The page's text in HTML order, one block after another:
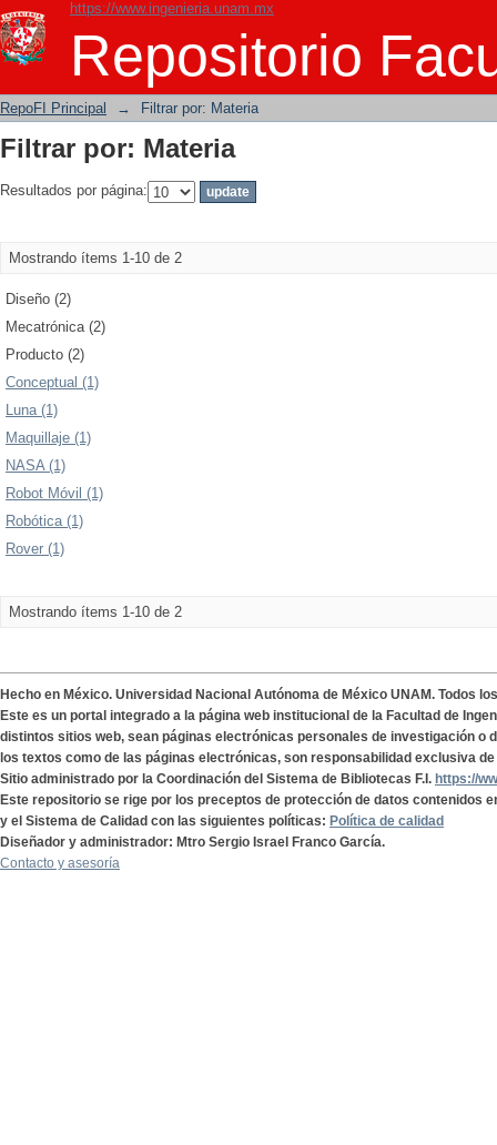
https://www.ingenieria.unam.mx
Repositorio
Filtrar por: Materia
RepoFI Principal → Filtrar por: Materia
Filtrar por: Materia
Resultados por página:
Mostrando ítems 1-10 de 2
Diseño (2)
Mecatrónica (2)
Producto (2)
Conceptual (1)
Luna (1)
Maquillaje (1)
NASA (1)
Robot Móvil (1)
Robótica (1)
Rover (1)
Mostrando ítems 1-10 de 2
Hecho en México. Universidad Nacional Autónoma de México UNAM. Todos
Este es un portal integrado a la página web institucional de la Facultad de
distintos sitios web, sean páginas electrónicas personales de investigación o
los textos como de las páginas electrónicas, son responsabilidad exclusiva
Sitio administrado por la Coordinación del Sistema de Bibliotecas F.I. https://
Este repositorio se rige por los preceptos de protección de datos contenidos
y el Sistema de Calidad con las siguientes políticas: Política de calidad
Diseñador y administrador: Mtro Sergio Israel Franco García.
Contacto y asesoría